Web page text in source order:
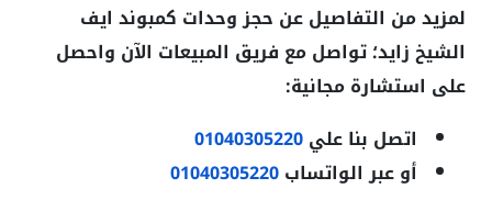
لمزيد من التفاصيل عن حجز وحدات كمبوند ايف
الشيخ زايد؛ تواصل مع فريق المبيعات الآن واحصل
على استشارة مجانية:
اتصل بنا علي01040305220
أو عبر الواتساب01040305220